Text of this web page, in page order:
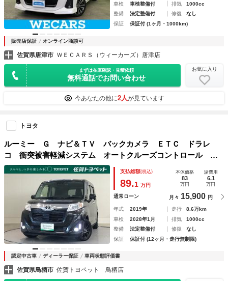
車検
車検整備付 排気
1000cc
整備
法定整備付 修復
なし
保証
保証付 (1ヶ月・1000km)
販売店保証 オンライン商談可
佐賀県唐津市 ＷＥＣＡＲＳ（ウィーカーズ）唐津店
まずは在庫確認・見積依頼
無料通話でお問い合わせ
お気に入り
今あなたの他に2人が見ています
トヨタ
ルーミー Ｇ ナビ＆ＴＶ バックカメラ ＥＴＣ ドラレ
コ 衝突被害軽減システム オートクルーズコントロール 両
側電動スライド フル装備
支払総額(税込)
89.1 万円
本体価格
83
万円
諸費用
6.1
万円
通常ローン 月々 15,900 円
年式 2019年 走行
8.6万km
車検
2028年1月 排気
1000cc
整備
法定整備付 修復
なし
保証
保証付 (12ヶ月・走行無制限)
認定中古車 ディーラー保証 車両状態評価書
佐賀県鳥栖市 佐賀トヨペット 鳥栖店